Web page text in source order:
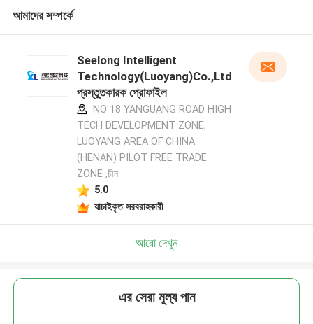
আমাদের সম্পর্কে
Seelong Intelligent
Technology(Luoyang)Co.,Ltd
প্রস্তুতকারক প্রোফাইল
NO 18 YANGUANG ROAD HIGH
TECH DEVELOPMENT ZONE,
LUOYANG AREA OF CHINA
(HENAN) PILOT FREE TRADE
ZONE ,চীন
5.0
যাচাইকৃত সরবরাহকারী
আরো দেখুন
এর সেরা মূল্য পান